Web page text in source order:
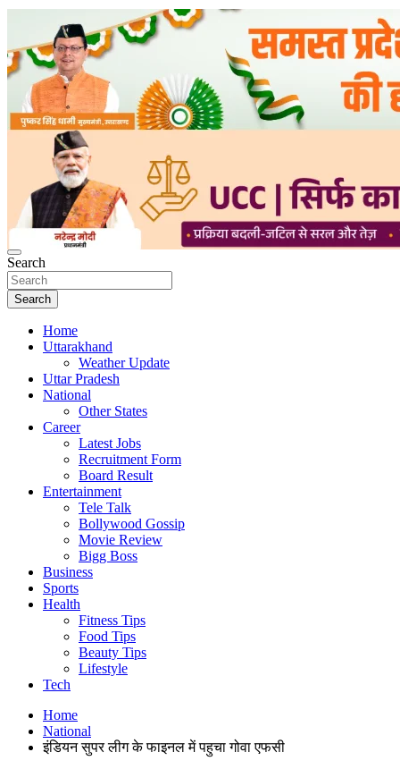
Search
Search
Home
Uttarakhand
Weather Update
Uttar Pradesh
National
Other States
Career
Latest Jobs
Recruitment Form
Board Result
Entertainment
Tele Talk
Bollywood Gossip
Movie Review
Bigg Boss
Business
Sports
Health
Fitness Tips
Food Tips
Beauty Tips
Lifestyle
Tech
Home
National
इंडियन सुपर लीग के फाइनल में पहुचा गोवा एफसी